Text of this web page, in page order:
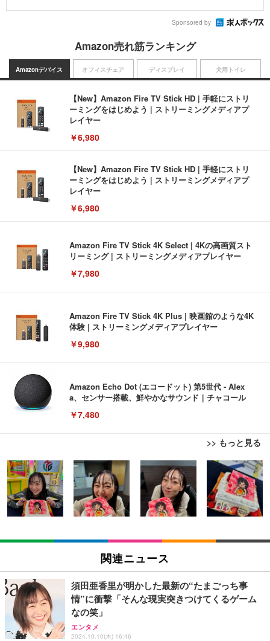
Sponsored by
Amazon売れ筋ランキング
Amazonデバイス
【New】Amazon Fire TV Stick HD | 手軽にストリ
ーミングをはじめよう | ストリーミングメディアプ
レイヤー
￥6,980
【New】Amazon Fire TV Stick HD | 手軽にストリ
ーミングをはじめよう | ストリーミングメディアプ
レイヤー
￥6,980
Amazon Fire TV Stick 4K Select | 4Kの高画質スト
リーミング | ストリーミングメディアプレイヤー
￥7,980
Amazon Fire TV Stick 4K Plus | 映画館のような4K
体験 | ストリーミングメディアプレイヤー
￥9,980
Amazon Echo Dot (エコードット) 第5世代 - Alex
a、センサー搭載、鮮やかなサウンド｜チャコール
￥7,480
>> もっと見る
オフィスチェア
[EdoErgo] オフィスチェア 椅子 テレワーク 疲れな
い 跳ね上げ式アームレスト コンパクト 約105度ロッ
キング pc 事務椅子 360度回転 座面昇降 強化ナイロ
ン樹脂ベース 通気性メッシュ 在宅ワーク H-WY01
(黒網+黒枠+黒足)
￥5,699
SIHOO B100 オフィスチェア／デスクチェア メッシ
ュチェア 人間工学 疲れない ブラック
￥27,999
Sezlife オフィスチェア デスクチェア 疲れない テレ
ワーク チェア 強化バックレスト 30度ロッキング機
能 人間工学 椅子 腰サポート 90度跳ね上げ式アーム
ディスプレイ
EIZO ビジネス向けプレミアムモニター | FlexScan
EV3240X-WT | 31.5型4K UHD・USB Type-C・ホワ
イト
￥105,595
EIZO ビジネス向けプレミアムモニター | FlexScan
￥109,572
【純正品】27"ゲーミングモニター DualSense 充電
フック付き（CFI-ZDM1J）
犬用トイレ
Amazonベーシック ペットシーツ 薄型 レギュラー 1
回使い捨て 無香料 ホワイト 300枚
￥3,373
Amazonベーシック ペットシーツ 厚型 ワイド 42枚
x2袋(84枚) ホワイト(吸収面:ライトブルー)
￥3,234
ネオ・ルーライフ ネオ・オムツ L 中型犬用 26枚入
り 単品
関連ニュース
須田亜香里が明かした最新の“たまごっち事
情”に衝撃「そんな現実突きつけてくるゲーム
なの笑」
エンタメ
2024.10.10(木) 16:46